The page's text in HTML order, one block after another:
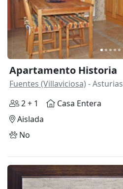
Apartamento Historia
Fuentes (Villaviciosa) - Asturias
2 + 1
Casa Entera
Aislada
No